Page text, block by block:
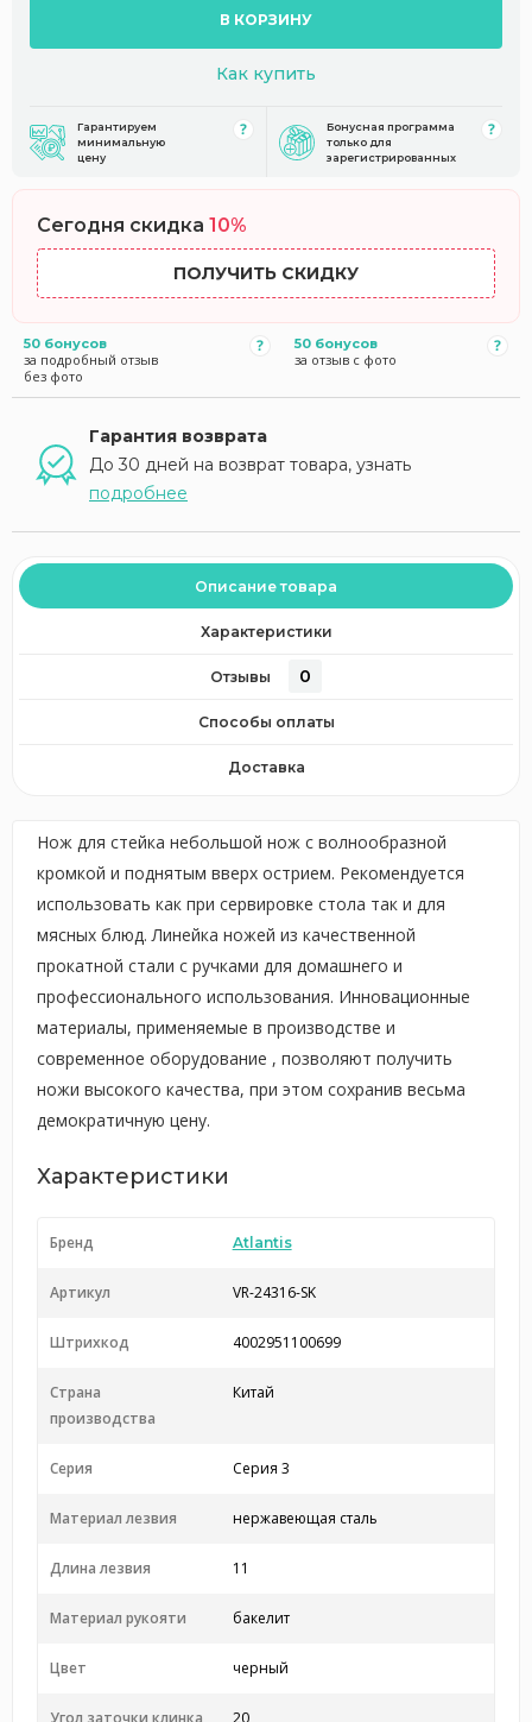
В КОРЗИНУ
Как купить
Гарантируем
минимальную
цену
Бонусная программа
только для
зарегистрированных
Сегодня скидка 10%
ПОЛУЧИТЬ СКИДКУ
50 бонусов
за подробный отзыв
без фото
50 бонусов
за отзыв с фото
Гарантия возврата
До 30 дней на возврат товара, узнать
подробнее
Описание товара
Характеристики
Отзывы 0
Способы оплаты
Доставка
Нож для стейка небольшой нож с волнообразной
кромкой и поднятым вверх острием. Рекомендуется
использовать как при сервировке стола так и для
мясных блюд. Линейка ножей из качественной
прокатной стали с ручками для домашнего и
профессионального использования. Инновационные
материалы, применяемые в производстве и
современное оборудование , позволяют получить
ножи высокого качества, при этом сохранив весьма
демократичную цену.
Характеристики
Бренд Atlantis
Артикул VR-24316-SK
Штрихкод 4002951100699
Страна
производства
Китай
Серия Серия 3
Материал лезвия нержавеющая сталь
Длина лезвия 11
Материал рукояти бакелит
Цвет черный
Угол заточки клинка 20